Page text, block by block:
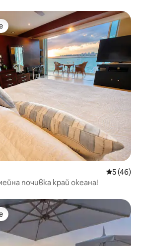
Средна
5 (46)
почивка край океана!